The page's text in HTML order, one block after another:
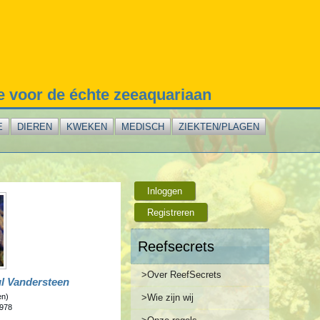
voor de échte zeeaquariaan
DIEREN KWEKEN MEDISCH ZIEKTEN/PLAGEN
Vandersteen
Inloggen
Registreren
Reefsecrets
>Over ReefSecrets
>Wie zijn wij